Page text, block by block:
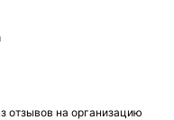
отзывов на организацию